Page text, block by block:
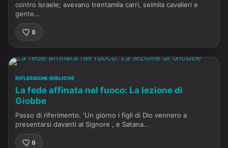
contro Israele; avevano trentamila carri, seimila cavalieri e
gente…
0
RIFLESSIONI-BIBLICHE
La fede affinata nel fuoco: La lezione di
Giobbe
Passo di riferimento. ‘Un giorno i figli di Dio vennero a
presentarsi davanti al Signore , e Satana…
0